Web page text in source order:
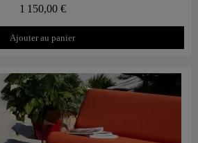
1 150,00 €
Ajouter au panier